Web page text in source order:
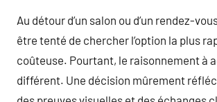
Au détour d’un salon ou d’un rendez-
être tenté de chercher l’option la plus
coûteuse. Pourtant, le raisonnement à
différent. Une décision mûrement